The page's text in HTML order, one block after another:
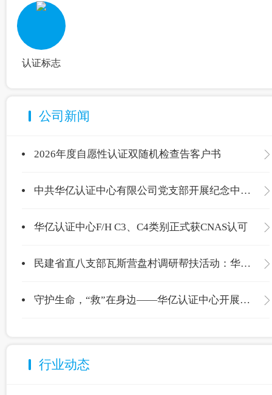
认证标志
公司新闻
2026年度自愿性认证双随机检查告客户书
中共华亿认证中心有限公司党支部开展纪念中国共产党成立105周年主题党日活动
华亿认证中心F/H C3、C4类别正式获CNAS认可
民建省直八支部瓦斯营盘村调研帮扶活动：华亿认证中心爱心捐赠温暖校园
守护生命，“救”在身边——华亿认证中心开展应急救护专项培训
行业动态